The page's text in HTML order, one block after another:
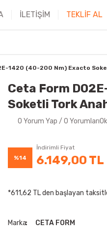
İLETİŞİM TEKLİF AL
1420 (40-200 Nm) Exacto
Ceta Form
Soketli Tork
0 Yorum Yap / 0
%14
İndirimli Fiyat
6.149,00 TL
*611,62 TL den başlayan
Marka
CETA FORM